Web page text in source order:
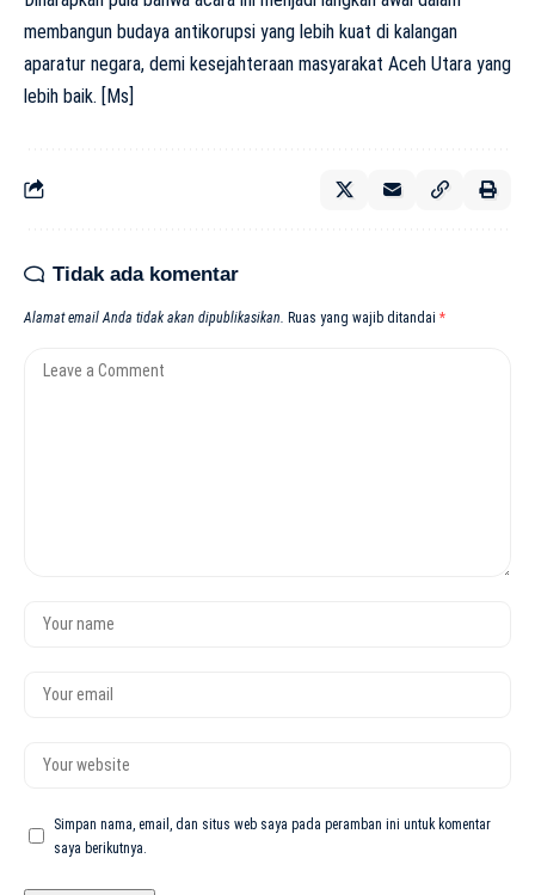
membangun budaya antikorupsi yang lebih kuat di kalangan
aparatur negara, demi kesejahteraan masyarakat Aceh Utara yang
lebih baik. [Ms]
Tidak ada komentar
Alamat email Anda tidak akan dipublikasikan. Ruas yang wajib ditandai *
Simpan nama, email, dan situs web saya pada peramban ini untuk komentar
saya berikutnya.